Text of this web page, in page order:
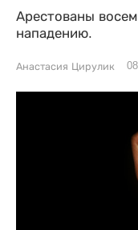
Арестованы
нападению.
Анастасия Цирулик